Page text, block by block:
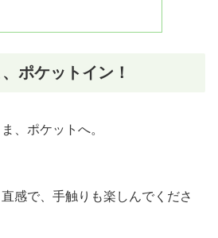
ポケットイン！
、ポケットへ。
感で、手触りも楽しんでくださ